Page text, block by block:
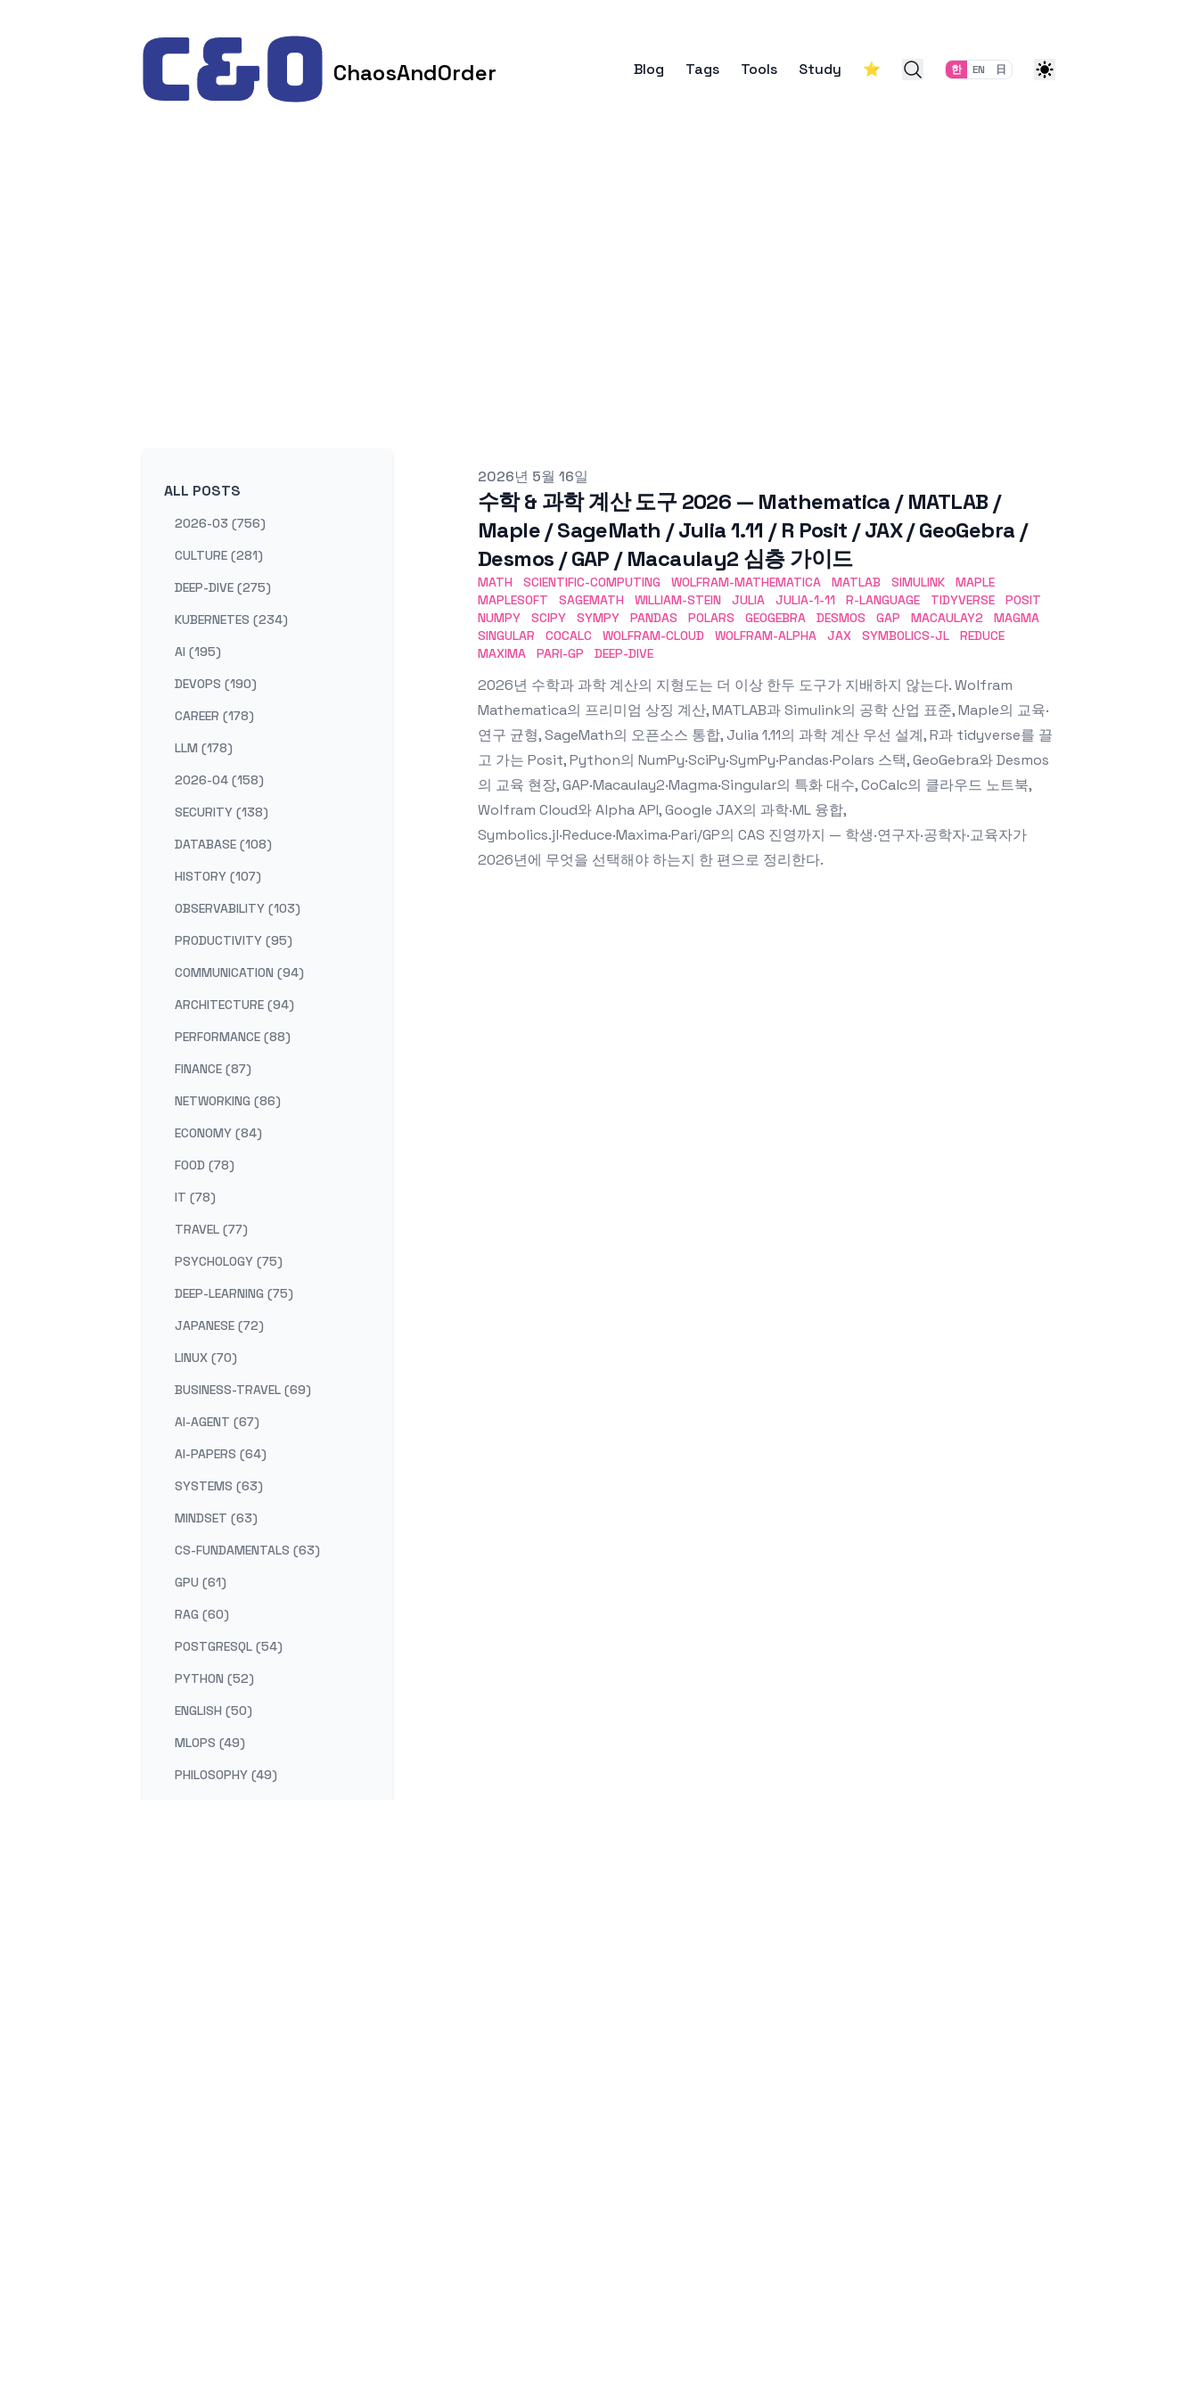
ChaosAndOrder Blog Tags Tools Study ⭐ 한 EN 日
ALL POSTS
2026-03 (756)
CULTURE (281)
DEEP-DIVE (275)
KUBERNETES (234)
AI (195)
DEVOPS (190)
CAREER (178)
LLM (178)
2026-04 (158)
SECURITY (138)
DATABASE (108)
HISTORY (107)
OBSERVABILITY (103)
PRODUCTIVITY (95)
COMMUNICATION (94)
ARCHITECTURE (94)
PERFORMANCE (88)
FINANCE (87)
NETWORKING (86)
ECONOMY (84)
FOOD (78)
IT (78)
TRAVEL (77)
PSYCHOLOGY (75)
DEEP-LEARNING (75)
JAPANESE (72)
LINUX (70)
BUSINESS-TRAVEL (69)
AI-AGENT (67)
AI-PAPERS (64)
SYSTEMS (63)
MINDSET (63)
CS-FUNDAMENTALS (63)
GPU (61)
RAG (60)
POSTGRESQL (54)
PYTHON (52)
ENGLISH (50)
MLOPS (49)
PHILOSOPHY (49)
Published on
2026년 5월 16일
수학 & 과학 계산 도구 2026 — Mathematica / MATLAB /
Maple / SageMath / Julia 1.11 / R Posit / JAX / GeoGebra /
Desmos / GAP / Macaulay2 심층 가이드
MATH SCIENTIFIC-COMPUTING WOLFRAM-MATHEMATICA MATLAB SIMULINK
MAPLE
MAPLESOFT
SAGEMATH WILLIAM-STEIN JULIA JULIA-1-11 R-LANGUAGE TIDYVERSE
POSIT
NUMPY
SCIPY SYMPY PANDAS POLARS GEOGEBRA DESMOS GAP MACAULAY2
MAGMA
SINGULAR
COCALC WOLFRAM-CLOUD WOLFRAM-ALPHA JAX SYMBOLICS-JL
REDUCE
MAXIMA
PARI-GP DEEP-DIVE
2026년 수학과 과학 계산의 지형도는 더 이상 한두 도구가 지배하지 않는다. Wolfram
Mathematica의 프리미엄 상징 계산, MATLAB과 Simulink의 공학 산업 표준, Maple의 교육·
연구 균형, SageMath의 오픈소스 통합, Julia 1.11의 과학 계산 우선 설계, R과 tidyverse를 끌
고 가는 Posit, Python의 NumPy·SciPy·SymPy·Pandas·Polars 스택, GeoGebra와 Desmos
의 교육 현장, GAP·Macaulay2·Magma·Singular의 특화 대수, CoCalc의 클라우드 노트북,
Wolfram Cloud와 Alpha API, Google JAX의 과학·ML 융합,
Symbolics.jl·Reduce·Maxima·Pari/GP의 CAS 진영까지 — 학생·연구자·공학자·교육자가
2026년에 무엇을 선택해야 하는지 한 편으로 정리한다.